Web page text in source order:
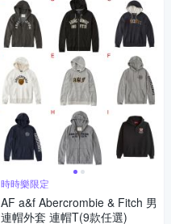
時時樂限定
AF a&f Abercrombie & Fitch 男
連帽外套 連帽T(9款任選)